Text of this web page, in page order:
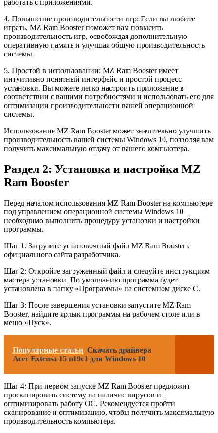
работать с приложениями.
4. Повышение производительности игр: Если вы любите
играть, MZ Ram Booster поможет вам повысить
производительность игр, освобождая дополнительную
оперативную память и улучшая общую производительность
системы.
5. Простой в использовании: MZ Ram Booster имеет
интуитивно понятный интерфейс и простой процесс
установки. Вы можете легко настроить приложение в
соответствии с вашими потребностями и использовать его для
оптимизации производительности вашей операционной
системы.
Использование MZ Ram Booster может значительно улучшить
производительность вашей системы Windows 10, позволяя вам
получить максимальную отдачу от вашего компьютера.
Раздел 2: Установка и настройка MZ
Ram Booster
Перед началом использования MZ Ram Booster на компьютере
под управлением операционной системы Windows 10
необходимо выполнить процедуру установки и настройки
программы.
Шаг 1: Загрузите установочный файл MZ Ram Booster с
официального сайта разработчика.
Шаг 2: Откройте загруженный файл и следуйте инструкциям
мастера установки. По умолчанию программа будет
установлена в папку «Программы» на системном диске C.
Шаг 3: После завершения установки запустите MZ Ram
Booster, найдите ярлык программы на рабочем столе или в
меню «Пуск».
Популярные статьи Скачать драйвера
Acer Extensa 15 n19c1 для Windows 10
Шаг 4: При первом запуске MZ Ram Booster предложит
просканировать систему на наличие вирусов и
оптимизировать работу ОС. Рекомендуется пройти
сканирование и оптимизацию, чтобы получить максимальную
производительность компьютера.